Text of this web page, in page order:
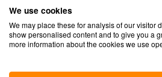
We use cookies
We may place these for analysis of our visitor
show personalised content and to give you a
more information about the cookies we use